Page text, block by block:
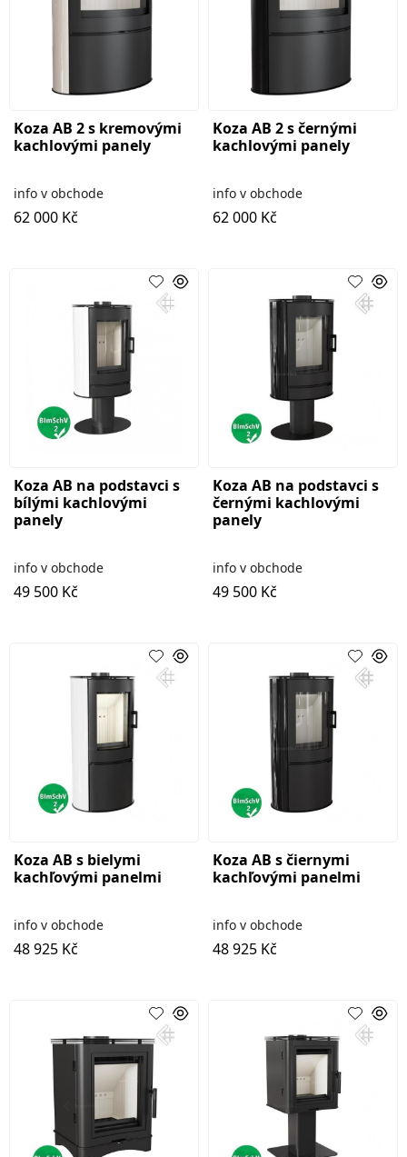
Koza AB 2 s kremovými
kachlovými panely
info v obchode
62 000 Kč
Koza AB 2 s černými
kachlovými panely
info v obchode
62 000 Kč
Koza AB na podstavci s
bílými kachlovými
panely
info v obchode
49 500 Kč
Koza AB na podstavci s
černými kachlovými
panely
info v obchode
49 500 Kč
Koza AB s bielymi
kachľovými panelmi
info v obchode
48 925 Kč
Koza AB s čiernymi
kachľovými panelmi
info v obchode
48 925 Kč